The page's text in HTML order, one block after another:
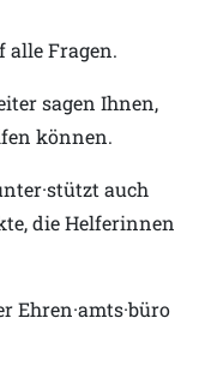
alle Fragen.
sagen Ihnen,
können.
auch
die Helferinnen
Ehren·amts·büro